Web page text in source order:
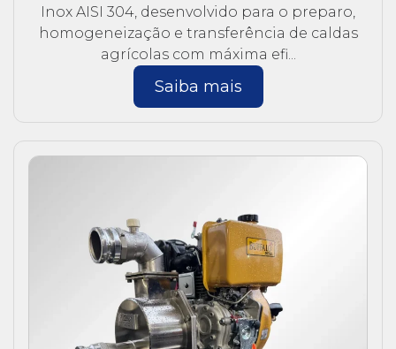
Inox AISI 304, desenvolvido para o preparo,
homogeneização e transferência de caldas
agrícolas com máxima efi...
Saiba mais